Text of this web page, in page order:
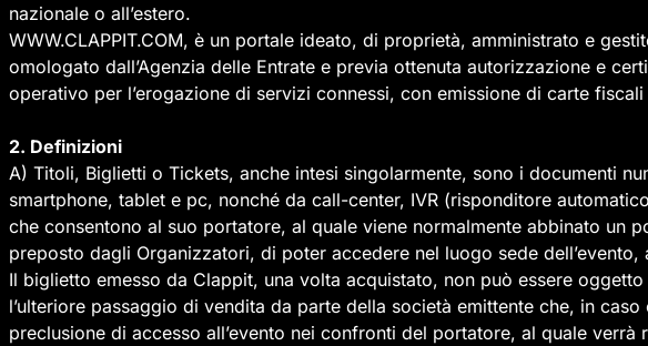
nazionale o all’estero.
WWW.CLAPPIT.COM, è un portale ideato, di proprietà, amministrato e
omologato dall’Agenzia delle Entrate e previa ottenuta autorizzazione e
operativo per l’erogazione di servizi connessi, con emissione di carte
2. Definizioni
A) Titoli, Biglietti o Tickets, anche intesi singolarmente, sono i documenti
smartphone, tablet e pc, nonché da call-center, IVR (risponditore
che consentono al suo portatore, al quale viene normalmente abbinato un
preposto dagli Organizzatori, di poter accedere nel luogo sede
Il biglietto emesso da Clappit, una volta acquistato, non può essere
l’ulteriore passaggio di vendita da parte della società emittente che, in
preclusione di accesso all’evento nei confronti del portatore, al quale